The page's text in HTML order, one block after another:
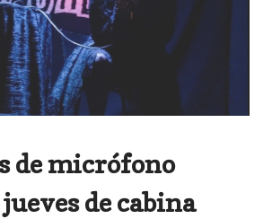
de micrófono
de cabina